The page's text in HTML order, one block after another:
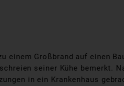
einem Großbrand auf einen
seiner Kühe bemerkt.
in ein Krankenhaus